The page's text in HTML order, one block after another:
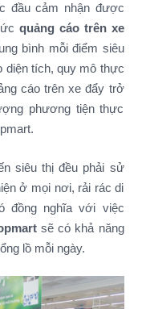
đầu cảm nhận được
quảng cáo trên xe
bình mỗi điểm siêu
diện tích, quy mô thực
cáo trên xe đẩy trở
phương tiện thực
siêu thị đều phải sử
ở mọi nơi, rải rác di
đồng nghĩa với việc
sẽ có khả năng
lồ mỗi ngày.